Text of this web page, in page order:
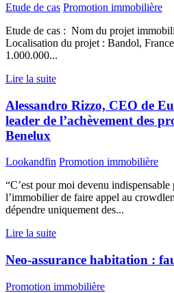
Etude de cas Promotion immobilière
Etude de cas : Nom du projet
Localisation du projet : Bandol,
1.000.000...
Lire la suite
Alessandro Rizzo, CEO de
leader de l’achèvement des
Benelux
Lookandfin Promotion immobilière
“C’est pour moi devenu
l’immobilier de faire appel au
dépendre uniquement des...
Lire la suite
Neo-assurance habitation :
Promotion immobilière